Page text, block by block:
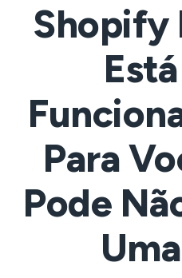
Shopify
Está
Para
Pode
Uma